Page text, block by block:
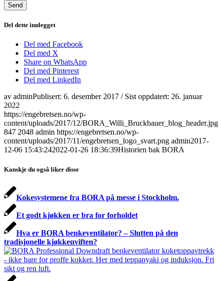
Del dette innlegget
Del med Facebook
Del med X
Share on WhatsApp
Del med Pinterest
Del med LinkedIn
av adminPublisert: 6. desember 2017 / Sist oppdatert: 26. januar
2022
https://engebretsen.no/wp-
content/uploads/2017/12/BORA_Willi_Bruckbauer_blog_header.jpg
847 2048 admin https://engebretsen.no/wp-
content/uploads/2017/11/engebretsen_logo_svart.png admin2017-
12-06 15:43:242022-01-26 18:36:39Historien bak BORA
Kanskje du også liker disse
Kokesystemene fra BORA på messe i Stockholm.
Et godt kjøkken er bra for forholdet
Hva er BORA benkeventilator? – Slutten på den
tradisjonelle kjøkkenviften?